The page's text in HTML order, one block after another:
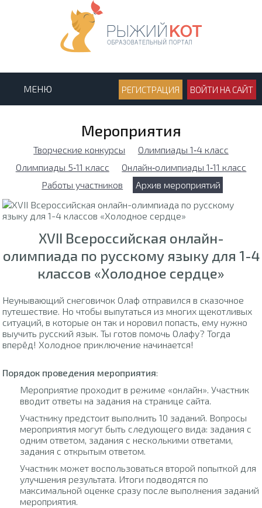
МЕНЮ РЕГИСТРАЦИЯ ВОЙТИ НА САЙТ
Мероприятия
Творческие конкурсы
Олимпиады 1‑4 класс
Олимпиады 5‑11 класс
Онлайн‑олимпиады 1‑11 класс
Работы участников
Архив мероприятий
XVII Всероссийская онлайн-
олимпиада по русскому языку для 1-4
классов «Холодное сердце»
Неунывающий снеговичок Олаф отправился в сказочное
путешествие. Но чтобы выпутаться из многих щекотливых
ситуаций, в которые он так и норовил попасть, ему нужно
выучить русский язык. Ты готов помочь Олафу? Тогда
вперёд! Холодное приключение начинается!
Порядок проведения мероприятия:
Мероприятие проходит в режиме «онлайн». Участник
вводит ответы на задания на странице сайта.
Участнику предстоит выполнить 10 заданий. Вопросы
мероприятия могут быть следующего вида: задания с
одним ответом, задания с несколькими ответами,
задания с открытым ответом.
Участник может воспользоваться второй попыткой для
улучшения результата. Итоги подводятся по
максимальной оценке сразу после выполнения заданий
мероприятия.